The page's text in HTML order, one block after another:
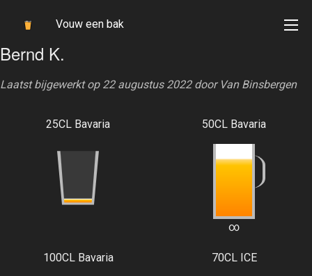
Vouw een bak
Bernd K.
Laatst bijgewerkt op 22 augustus 2022 door Van Binsbergen
25CL Bavaria 50CL Bavaria
∞
100CL Bavaria 70CL ICE